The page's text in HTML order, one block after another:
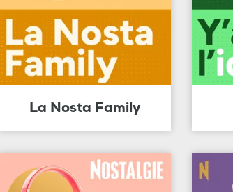
La Nosta Family